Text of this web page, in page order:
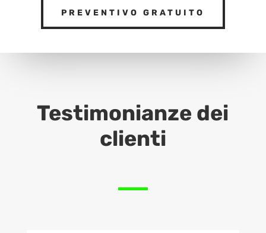
PREVENTIVO GRATUITO
Testimonianze dei
clienti